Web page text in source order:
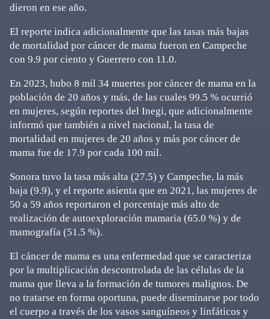
dieron en ese año.
El reporte indica adicionalmente que las tasas más bajas
de mortalidad por cáncer de mama fueron en Campeche
con 9.9 por ciento y Guerrero con 11.0.
En 2023, hubo 8 mil 34 muertes por cáncer de mama en la
población de 20 años y más, de las cuales 99.5 % ocurrió
en mujeres, según reportes del Inegi, que adicionalmente
informó que también a nivel nacional, la tasa de
mortalidad en mujeres de 20 años y más por cáncer de
mama fue de 17.9 por cada 100 mil.
Sonora tuvo la tasa más alta (27.5) y Campeche, la más
baja (9.9), y el reporte asienta que en 2021, las mujeres de
50 a 59 años reportaron el porcentaje más alto de
realización de autoexploración mamaria (65.0 %) y de
mamografía (51.5 %).
El cáncer de mama es una enfermedad que se caracteriza
por la multiplicación descontrolada de las células de la
mama que lleva a la formación de tumores malignos. De
no tratarse en forma oportuna, puede diseminarse por todo
el cuerpo a través de los vasos sanguíneos y linfáticos y